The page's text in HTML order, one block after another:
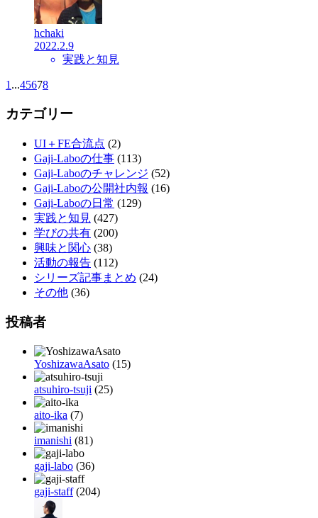
hchaki
2022.2.9
実践と知見
1 ...45678
カテゴリー
UI＋FE合流点 (2)
Gaji-Laboの仕事 (113)
Gaji-Laboのチャレンジ (52)
Gaji-Laboの公開社内報 (16)
Gaji-Laboの日常 (129)
実践と知見 (427)
学びの共有 (200)
興味と関心 (38)
活動の報告 (112)
シリーズ記事まとめ (24)
その他 (36)
投稿者
YoshizawaAsato (15)
atsuhiro-tsuji (25)
aito-ika (7)
imanishi (81)
gaji-labo (36)
gaji-staff(204)